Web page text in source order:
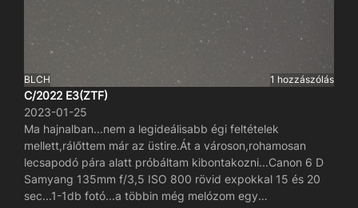
BLCH 1 hozzászólás
C/2022 E3(ZTF)
2023-01-25
Ma hajnalban...nem a legideálisabb égi feltételek
mellett,rálőttem már az üstire.Át a városon,rohamosan
lecsapodó pára alatt próbáltam kibontakozni...Canon 6 D
Samyang 135mm f/3,5 ISO 800 rövid expokkal 15 és 20
sec...1-1db fotó...a többin még melózom egy